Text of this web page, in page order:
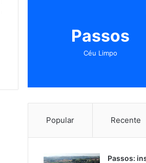
Passos
Céu Limpo
Popular Recente
Passos: